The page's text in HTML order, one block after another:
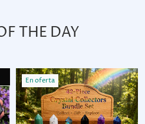
THE DAY
En oferta